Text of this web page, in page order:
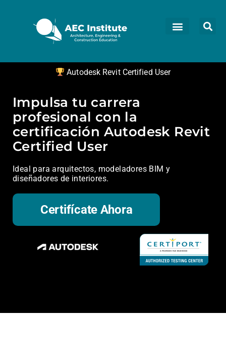
Autodesk Revit Certified User
Impulsa tu carrera
profesional con la
certificación Autodesk Revit
Certified User
Ideal para arquitectos, modeladores BIM y
diseñadores de interiores.
Certifícate Ahora